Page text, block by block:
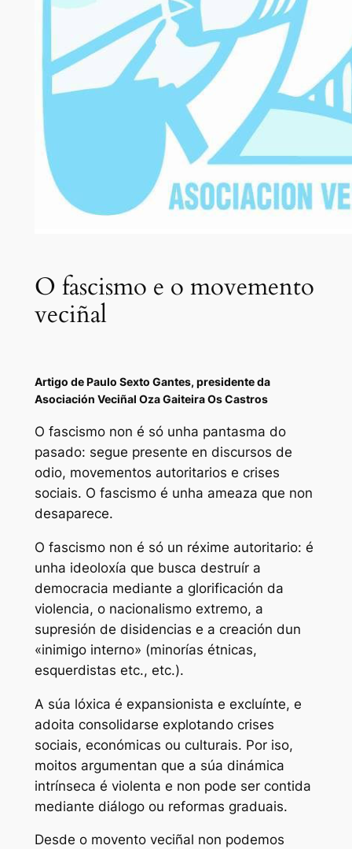
O fascismo e o movemento
veciñal
Artigo de Paulo Sexto Gantes, presidente da
Asociación Veciñal Oza Gaiteira Os Castros
O fascismo non é só unha pantasma do
pasado: segue presente en discursos de
odio, movementos autoritarios e crises
sociais. O fascismo é unha ameaza que non
desaparece.
O fascismo non é só un réxime autoritario: é
unha ideoloxía que busca destruír a
democracia mediante a glorificación da
violencia, o nacionalismo extremo, a
supresión de disidencias e a creación dun
«inimigo interno» (minorías étnicas,
esquerdistas etc., etc.).
A súa lóxica é expansionista e excluínte, e
adoita consolidarse explotando crises
sociais, económicas ou culturais. Por iso,
moitos argumentan que a súa dinámica
intrínseca é violenta e non pode ser contida
mediante diálogo ou reformas graduais.
Desde o movento veciñal non podemos